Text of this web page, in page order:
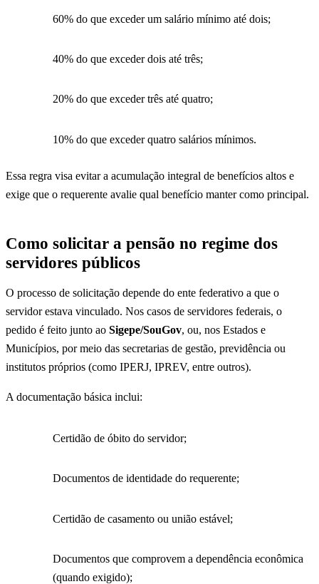
60% do que exceder um salário mínimo até dois;
40% do que exceder dois até três;
20% do que exceder três até quatro;
10% do que exceder quatro salários mínimos.
Essa regra visa evitar a acumulação integral de benefícios altos e
exige que o requerente avalie qual benefício manter como principal.
Como solicitar a pensão no regime dos
servidores públicos
O processo de solicitação depende do ente federativo a que o
servidor estava vinculado. Nos casos de servidores federais, o
pedido é feito junto ao Sigepe/SouGov, ou, nos Estados e
Municípios, por meio das secretarias de gestão, previdência ou
institutos próprios (como IPERJ, IPREV, entre outros).
A documentação básica inclui:
Certidão de óbito do servidor;
Documentos de identidade do requerente;
Certidão de casamento ou união estável;
Documentos que comprovem a dependência econômica
(quando exigido);